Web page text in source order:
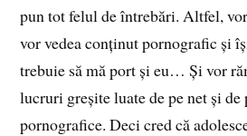
pun tot felul de întrebări. Altfel,
vor vedea conținut pornografic și
trebuie să mă port și eu… Și vor
lucruri greșite luate de pe net și
pornografice. Deci cred că